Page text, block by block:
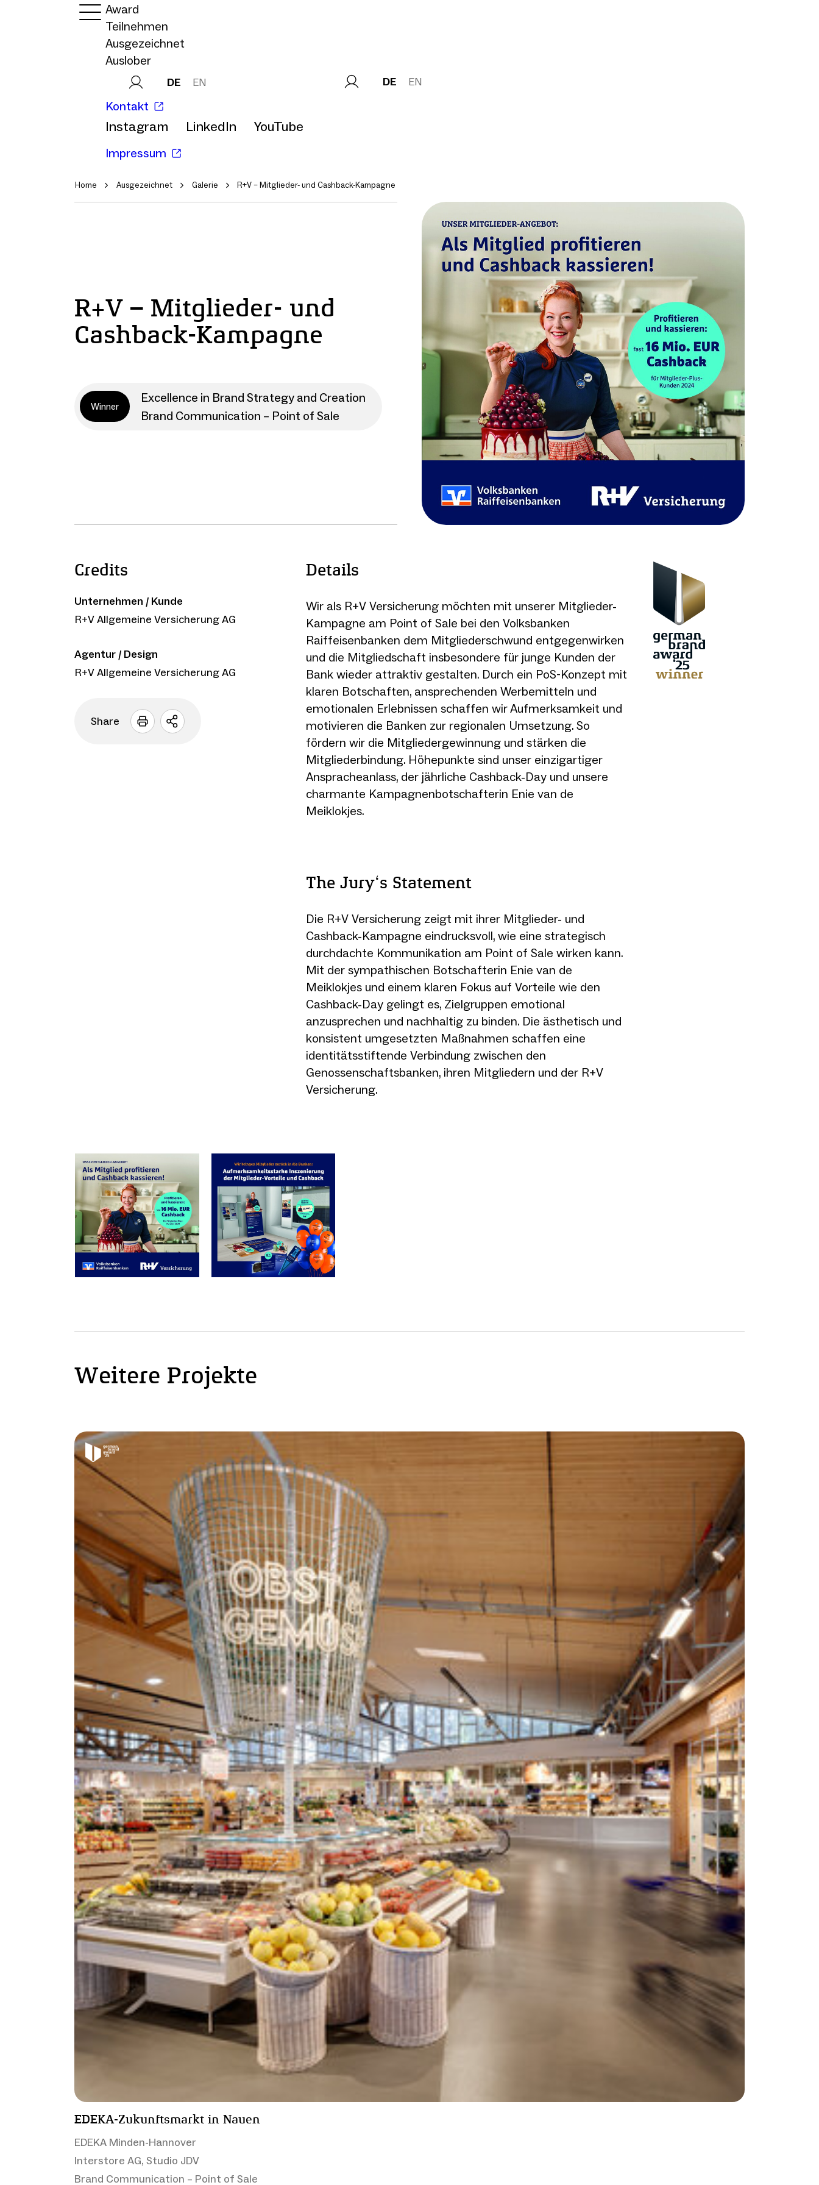
Award
Teilnehmen
Ausgezeichnet
Auslober
DE EN
Kontakt
Instagram LinkedIn YouTube
Impressum
DE EN
Home Ausgezeichnet Galerie R+V – Mitglieder- und Cashback-Kampagne
R+V – Mitglieder- und
Cashback-Kampagne
Winner
Excellence in Brand Strategy and Creation
Brand Communication – Point of Sale
Credits
Unternehmen / Kunde
R+V Allgemeine Versicherung AG
Agentur / Design
R+V Allgemeine Versicherung AG
Share
Sharing
Details
Wir als R+V Versicherung möchten mit unserer Mitglieder-
Kampagne am Point of Sale bei den Volksbanken
Raiffeisenbanken dem Mitgliederschwund entgegenwirken
und die Mitgliedschaft insbesondere für junge Kunden der
Bank wieder attraktiv gestalten. Durch ein PoS-Konzept mit
klaren Botschaften, ansprechenden Werbemitteln und
emotionalen Erlebnissen schaffen wir Aufmerksamkeit und
motivieren die Banken zur regionalen Umsetzung. So
fördern wir die Mitgliedergewinnung und stärken die
Mitgliederbindung. Höhepunkte sind unser einzigartiger
Anspracheanlass, der jährliche Cashback-Day und unsere
charmante Kampagnenbotschafterin Enie van de
Meiklokjes.
The Jury‘s Statement
Die R+V Versicherung zeigt mit ihrer Mitglieder- und
Cashback-Kampagne eindrucksvoll, wie eine strategisch
durchdachte Kommunikation am Point of Sale wirken kann.
Mit der sympathischen Botschafterin Enie van de
Meiklokjes und einem klaren Fokus auf Vorteile wie den
Cashback-Day gelingt es, Zielgruppen emotional
anzusprechen und nachhaltig zu binden. Die ästhetisch und
konsistent umgesetzten Maßnahmen schaffen eine
identitätsstiftende Verbindung zwischen den
Genossenschaftsbanken, ihren Mitgliedern und der R+V
Versicherung.
Weitere Projekte
EDEKA-Zukunftsmarkt in Nauen
EDEKA Minden-Hannover
Interstore AG, Studio JDV
Brand Communication – Point of Sale